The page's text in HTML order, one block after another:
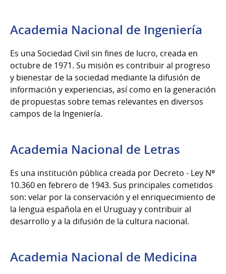
Academia Nacional de Ingeniería
Es una Sociedad Civil sin fines de lucro, creada en
octubre de 1971. Su misión es contribuir al progreso
y bienestar de la sociedad mediante la difusión de
información y experiencias, así como en la generación
de propuestas sobre temas relevantes en diversos
campos de la Ingeniería.
Academia Nacional de Letras
Es una institución pública creada por Decreto - Ley Nº
10.360 en febrero de 1943. Sus principales cometidos
son: velar por la conservación y el enriquecimiento de
la lengua española en el Uruguay y contribuir al
desarrollo y a la difusión de la cultura nacional.
Academia Nacional de Medicina